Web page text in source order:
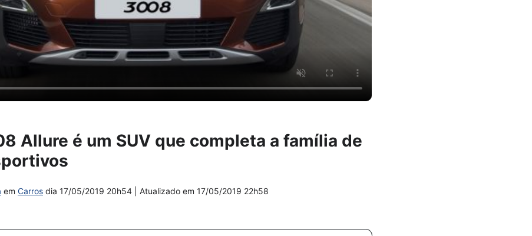
Allure é um SUV que completa a família de
em Carros dia 17/05/2019 20h54 | Atualizado em 17/05/2019 22h58